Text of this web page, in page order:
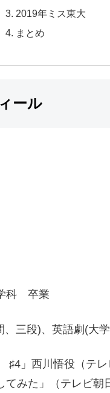
2019年ミス東大
まとめ
ール
科 卒業
三段)、英語劇(大
」西川悟役（テレ
てみた」（テレビ朝